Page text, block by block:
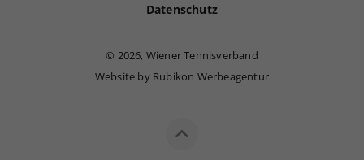
Datenschutz
© 2026, Wiener Tennisverband
Website by Rubikon Werbeagentur